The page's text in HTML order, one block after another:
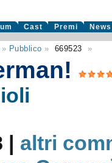
Cast Premi News
» Pubblico » 669523 »
| altri